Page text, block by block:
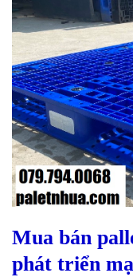
Mua bán
phát triển